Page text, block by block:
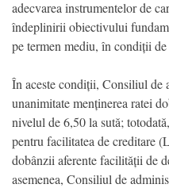
adecvarea instrumentelor de
îndeplinirii obiectivului
pe termen mediu, în condiții
În aceste condiții, Consiliul de
unanimitate menținerea ratei
nivelul de 6,50 la sută;
pentru facilitatea de creditare
dobânzii aferente facilității de
asemenea, Consiliul de